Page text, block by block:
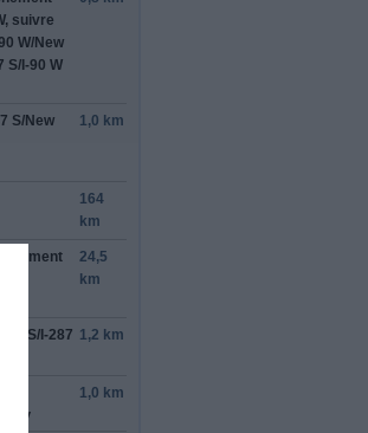
, suivre
W/New
S/ I-90 W
S/New
1,0 km
164
km
24,5
km
17 S/ I-287 1,2 km
1,0 km